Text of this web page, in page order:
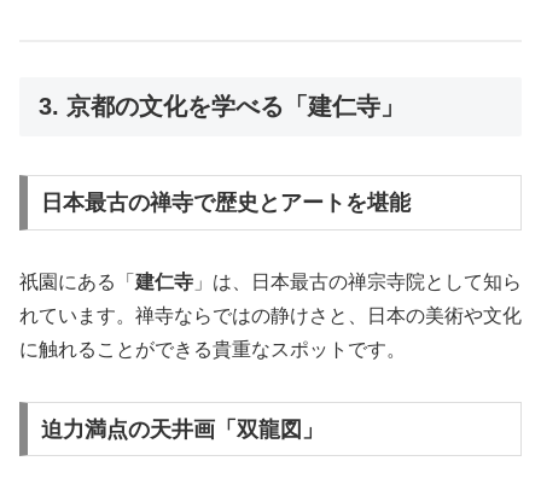
3. 京都の文化を学べる「建仁寺」
日本最古の禅寺で歴史とアートを堪能
祇園にある「 建仁寺 」は、日本最古の禅宗寺院として知ら
れています。禅寺ならではの静けさと、日本の美術や文化
に触れることができる貴重なスポットです。
迫力満点の天井画「双龍図」